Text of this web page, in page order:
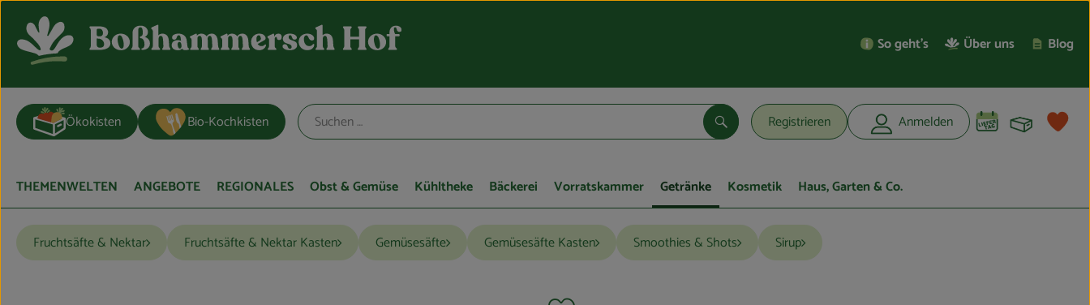
So geht’s Über uns Blog
Registrieren Anmelden
Suchen
Ökokisten Bio-Kochkisten
THEMENWELTEN ANGEBOTE REGIONALES Obst & Gemüse Kühltheke Bäckerei Vorratskammer Getränke Kosmetik Haus, Garten & Co.
Fruchtsäfte & Nektar Fruchtsäfte & Nektar Kasten Gemüsesäfte Gemüsesäfte Kasten Smoothies & Shots Sirup